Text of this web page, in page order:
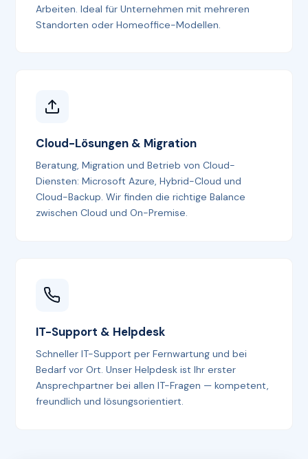
Arbeiten. Ideal für Unternehmen mit mehreren
Standorten oder Homeoffice-Modellen.
Cloud-Lösungen & Migration
Beratung, Migration und Betrieb von Cloud-
Diensten: Microsoft Azure, Hybrid-Cloud und
Cloud-Backup. Wir finden die richtige Balance
zwischen Cloud und On-Premise.
IT-Support & Helpdesk
Schneller IT-Support per Fernwartung und bei
Bedarf vor Ort. Unser Helpdesk ist Ihr erster
Ansprechpartner bei allen IT-Fragen — kompetent,
freundlich und lösungsorientiert.